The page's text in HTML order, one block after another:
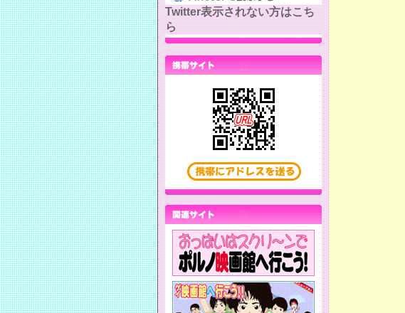
Twitter表示されない方はこち
ら